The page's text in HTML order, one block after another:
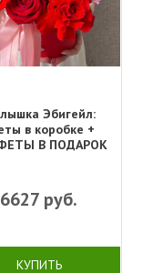
Эбигейл:
в коробке +
В ПОДАРОК
6627 руб.
КУПИТЬ